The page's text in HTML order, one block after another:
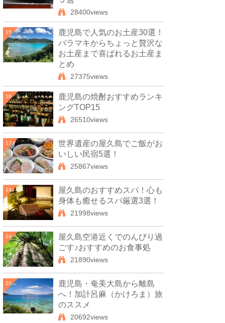
28400views
15
鹿児島で人気のお土産30選！
バラマキからちょっと贅沢な
お土産まで喜ばれるお土産ま
とめ
27375views
16
鹿児島の焼酎おすすめランキ
ングTOP15
26510views
17
世界遺産の屋久島でご飯がお
いしい民宿5選！
25867views
18
屋久島のおすすめスパ！心も
身体も癒せるスパ厳選3選！
21998views
19
屋久島空港近くでのんびり過
ごす♪おすすめのお食事処
21890views
20
鹿児島・奄美大島から離島
へ！加計呂麻（かけろま）旅
のススメ
20692views